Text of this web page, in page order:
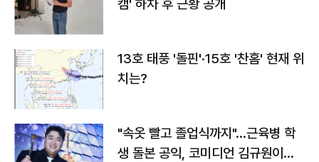
캠' 하차 후 근황 공개
13호 태풍 '돌핀'·15호 '찬홈' 현재 위
치는?
"속옷 빨고 졸업식까지"…근육병 학
생 돌본 공익, 코미디언 김규원이었